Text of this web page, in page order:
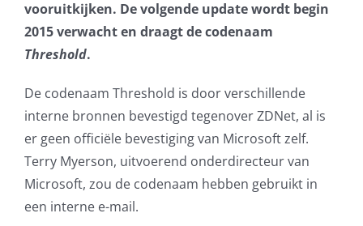
VOIP
Microsoft NCE
AVG
Office365
Glasvezelverbindingen
vooruitkijken. De volgende update wordt begin
2015 verwacht en draagt de codenaam
Threshold.
De codenaam Threshold is door verschillende
interne bronnen bevestigd tegenover ZDNet, al is
er geen officiële bevestiging van Microsoft zelf.
Terry Myerson, uitvoerend onderdirecteur van
Microsoft, zou de codenaam hebben gebruikt in
een interne e-mail.